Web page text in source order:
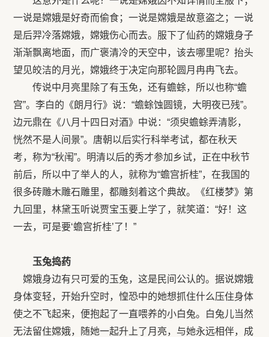
一说是嫦娥是好奇而偷食；一说是嫦娥是故意盗之；一说
是后羿冷落嫦娥，嫦娥伤心而去。服下了仙药的嫦娥身子
渐渐飘离地面，而广褒清冷的天空中，该去哪里呢？抬头
望见皎洁的月光，嫦娥终于决定向那轮圆月冉冉飞去。
传说中月亮里除了有玉免，还有蟾蜍，所以也称“蟾
宫”。李白的《朗月行》说：“蟾蜍蚀圆镜，大明夜已残”。
边元鼎在《八月十四日对酒》中说：“须臾蟾蜍弄清影，
恍然不是人间景”。唐朝以后实行科举考试，都在秋天
考，称为“秋闱”。明清以后的秀才参加乡试，正在中秋节
前后，所以中了举人的人，就称为“蟾宫折桂”，在我国的
很多砖雕木雕石雕里，都雕刻着这个典故。《红楼梦》第
九回里，林黛玉听说贾宝玉要上学了，就笑道：“好！这
一去，可是要‘蟾宫折桂’了！”
玉兔捣药
嫦娥身边有只可爱的玉兔，这是民间公认的。据说嫦娥
身体变轻，开始升空时，惶恐中的她想抓住什么压住身体
使之不飞起来，便抱起了一直喂养的小白兔。白兔儿当然
无法留住嫦娥，随她一起升上了月亮，与她永远相伴，成